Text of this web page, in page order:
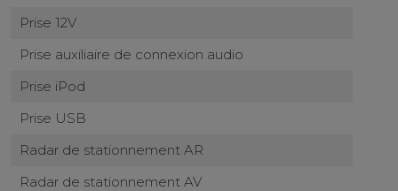
Prise 12V
Prise auxiliaire de connexion audio
Prise iPod
Prise USB
Radar de stationnement AR
Radar de stationnement AV